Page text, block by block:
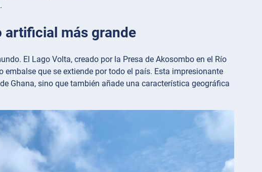
artificial más grande
El Lago Volta, creado por la Presa de Akosombo en el Río
que se extiende por todo el país. Esta impresionante
Ghana, sino que también añade una característica geográfica